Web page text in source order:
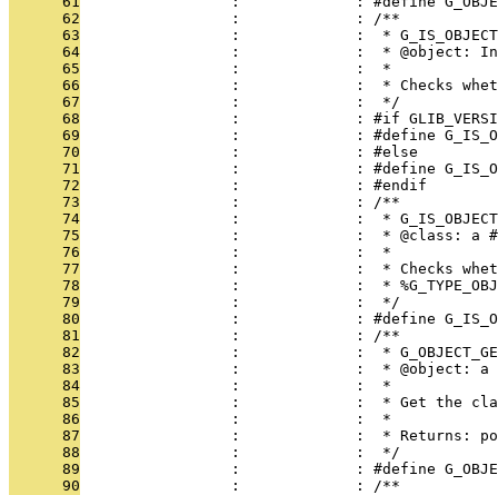
      62
                 :             : /**
      63
:             :  *
      64
:             :  * @object:
      65
                 :             :  *
      66
:             :  * Checks
      67
                 :             :  */
      68
:             : #if
      69
:             : #define
      70
                 :             : #else
      71
:             : #define
      72
                 :             : #endif
      73
                 :             : /**
      74
:             :  *
      75
:             :  * @class: a
      76
                 :             :  *
      77
:             :  * Checks
      78
:             :  *
      79
                 :             :  */
      80
:             : #define
      81
                 :             : /**
      82
:             :  *
      83
:             :  * @object: a
      84
                 :             :  *
      85
:             :  * Get the
      86
                 :             :  *
      87
:             :  * Returns:
      88
                 :             :  */
      89
:             : #define
      90
                 :             : /**